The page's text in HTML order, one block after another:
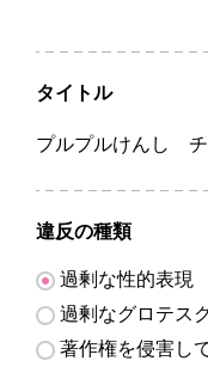
タイトル
プルプルけんし
違反の種類
過剰な性的表現
過剰なグロテス
著作権を侵害し